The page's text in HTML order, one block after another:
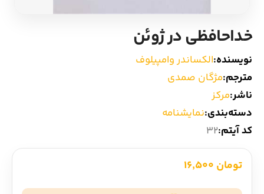
شعر و متون کهن
خداحافظی در ژوئن
نویسنده:الکساندر وامپیلوف
مترجم:مژگان صمدی
ناشر:مرکز
دسته‌بندی:نمایشنامه
کد آیتم:32
تومان 16,500